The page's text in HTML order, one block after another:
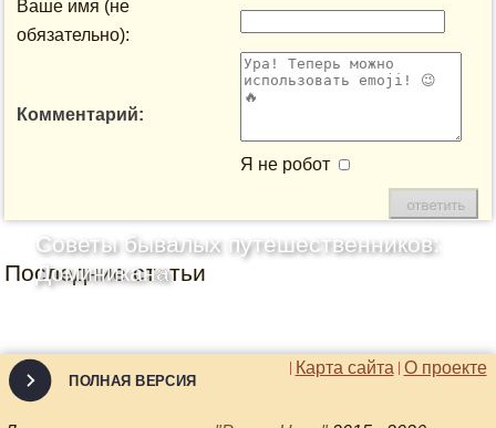
Ваше имя (не
обязательно):
Комментарий:
Я не робот
Последние статьи
Советы бывалых путешественников:
Доминикана
О проекте
Карта сайта
ПОЛНАЯ ВЕРСИЯ